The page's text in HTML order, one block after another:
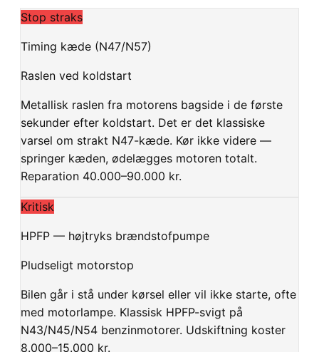
Stop straks
Timing kæde (N47/N57)
Raslen ved koldstart
Metallisk raslen fra motorens bagside i de første
sekunder efter koldstart. Det er det klassiske
varsel om strakt N47-kæde. Kør ikke videre —
springer kæden, ødelægges motoren totalt.
Reparation 40.000–90.000 kr.
Kritisk
HPFP — højtryks brændstofpumpe
Pludseligt motorstop
Bilen går i stå under kørsel eller vil ikke starte, ofte
med motorlampe. Klassisk HPFP-svigt på
N43/N45/N54 benzinmotorer. Udskiftning koster
8.000–15.000 kr.